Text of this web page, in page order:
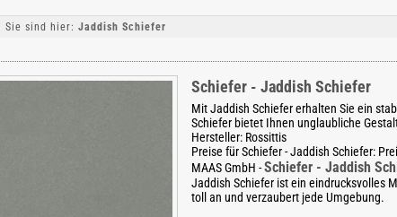
Sie sind hier: Jaddish Schiefer
Schiefer - Jaddish Schiefer
Mit Jaddish Schiefer erhalten Sie ein
Schiefer bietet Ihnen unglaubliche
Hersteller: Rossittis
Preise für Schiefer - Jaddish Schiefer:
MAAS GmbH -Schiefer - Jaddish
Jaddish Schiefer ist ein eindrucksvolles
toll an und verzaubert jede Umgebung.